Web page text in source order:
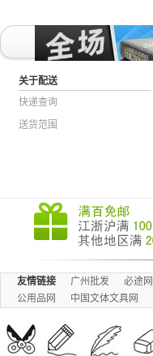
关于配送
快递查询
送货范围
友情链接 广州批发 必途网
公用品网
中国文体文具网